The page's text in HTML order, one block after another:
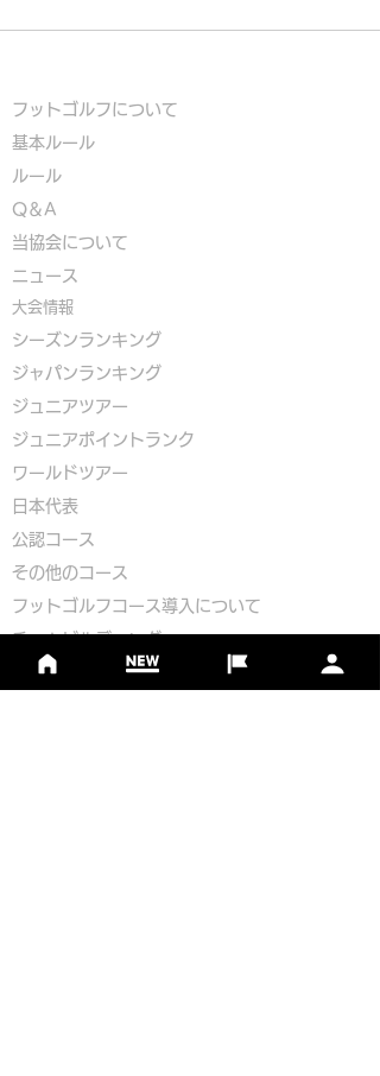
フットゴルフについて
基本ルール
ルール
Q＆A
​当協会について
​ニュース
大会情報
シーズンランキング
ジャパンランキング
ジュニアツアー
ジュニアポイントランク
​ワールドツアー
​​日本代表
公認コース
​その他のコース
​ フットゴルフコース導入について
​チームビルディング
選手登録​